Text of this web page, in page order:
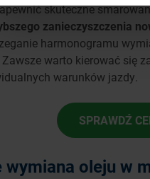
skuteczne
zanieczyszczenia
harmonogramu
warto kierować się
warunków jazdy.
SPRAWDŹ
wymiana oleju w